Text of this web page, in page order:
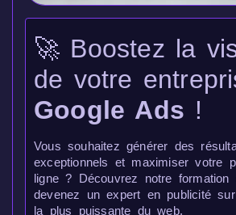
🚀 Boostez la
de votre
Google Ads !
Vous souhaitez générer des
exceptionnels et maximiser votre
ligne ? Découvrez notre formation
devenez un expert en publicité
la plus puissante du web.